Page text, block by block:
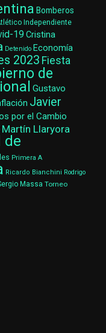
Bomberos
Independiente
19 Cristina
Detenido Economía
2023 Fiesta
de
Gustavo
Javier
por el Cambio
Martín Llaryora
de
Primera A
Ricardo Bianchini Rodrigo
Massa Torneo